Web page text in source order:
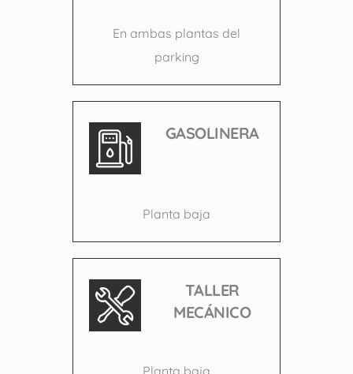
En ambas plantas del
parking
GASOLINERA
Planta baja
TALLER
MECÁNICO